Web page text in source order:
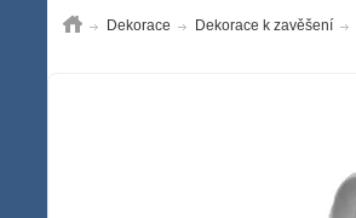
Dekorace Dekorace k zavěšení